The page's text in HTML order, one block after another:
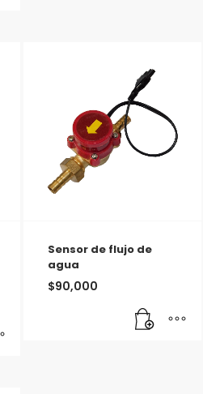
Sensor de flujo de
agua
$90,000